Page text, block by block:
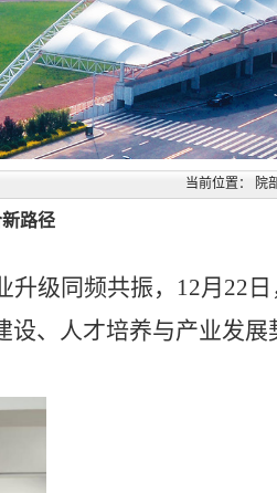
当前位置： 院
路径
级同频共振， 12月22
、人才培养与产业发展